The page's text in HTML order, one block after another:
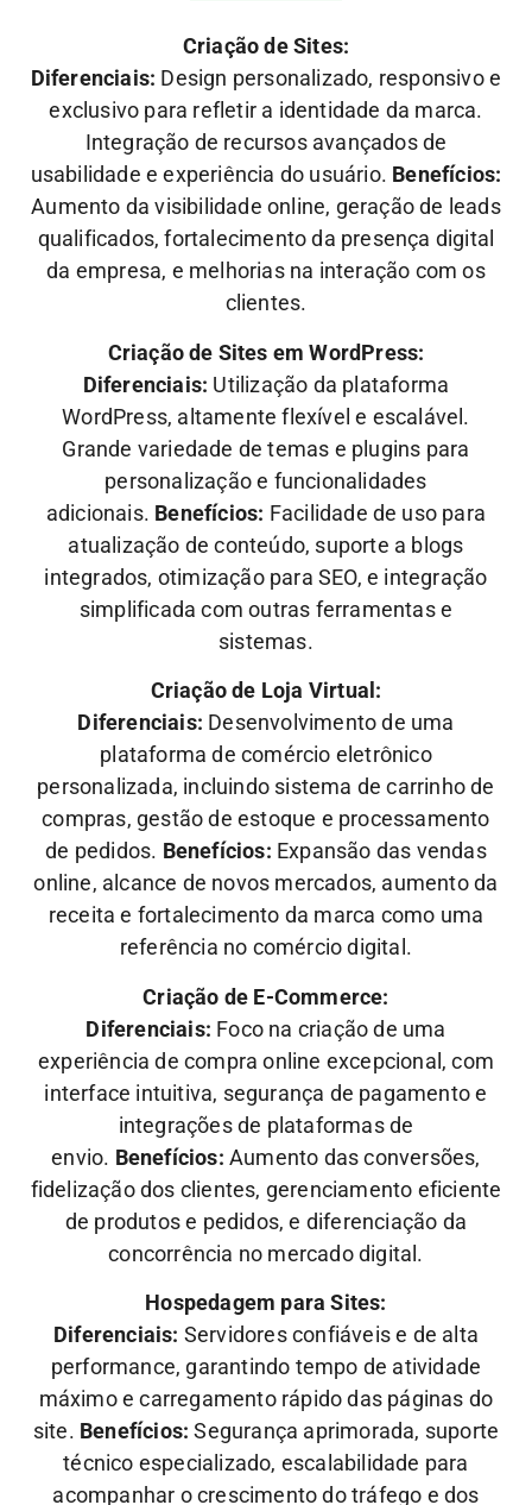
Criação de Sites:
Diferenciais: Design personalizado, responsivo e
exclusivo para refletir a identidade da marca.
Integração de recursos avançados de
usabilidade e experiência do usuário. Benefícios:
Aumento da visibilidade online, geração de leads
qualificados, fortalecimento da presença digital
da empresa, e melhorias na interação com os
clientes.
Criação de Sites em WordPress:
Diferenciais: Utilização da plataforma
WordPress, altamente flexível e escalável.
Grande variedade de temas e plugins para
personalização e funcionalidades
adicionais. Benefícios: Facilidade de uso para
atualização de conteúdo, suporte a blogs
integrados, otimização para SEO, e integração
simplificada com outras ferramentas e
sistemas.
Criação de Loja Virtual:
Diferenciais: Desenvolvimento de uma
plataforma de comércio eletrônico
personalizada, incluindo sistema de carrinho de
compras, gestão de estoque e processamento
de pedidos. Benefícios: Expansão das vendas
online, alcance de novos mercados, aumento da
receita e fortalecimento da marca como uma
referência no comércio digital.
Criação de E-Commerce:
Diferenciais: Foco na criação de uma
experiência de compra online excepcional, com
interface intuitiva, segurança de pagamento e
integrações de plataformas de
envio. Benefícios: Aumento das conversões,
fidelização dos clientes, gerenciamento eficiente
de produtos e pedidos, e diferenciação da
concorrência no mercado digital.
Hospedagem para Sites:
Diferenciais: Servidores confiáveis e de alta
performance, garantindo tempo de atividade
máximo e carregamento rápido das páginas do
site. Benefícios: Segurança aprimorada, suporte
técnico especializado, escalabilidade para
acompanhar o crescimento do tráfego e dos